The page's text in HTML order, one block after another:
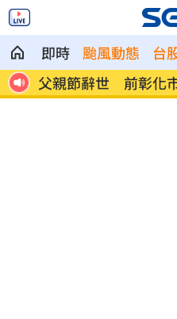
即時 颱風動態 台
歲
補充兵12天也不服！
倍